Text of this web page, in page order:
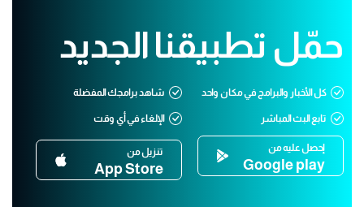
حمّل تطبيقنا الجديد
كل الأخبار والبرامج في مكان واحد شاهد برامجك المفضلة
تابع البث المباشر الإلغاء في أي وقت
إحصل عليه من
Google play
تنزيل من
App Store